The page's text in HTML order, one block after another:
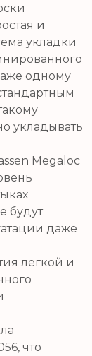
и
укладки
одному
укладывать
Megaloc
будут
даже
легкой и
что